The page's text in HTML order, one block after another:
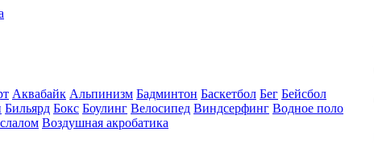
Аквабайк Альпинизм Бадминтон Баскетбол Бег Бейсбол
Бильярд Бокс Боулинг Велосипед Виндсерфинг Водное поло
Воздушная акробатика